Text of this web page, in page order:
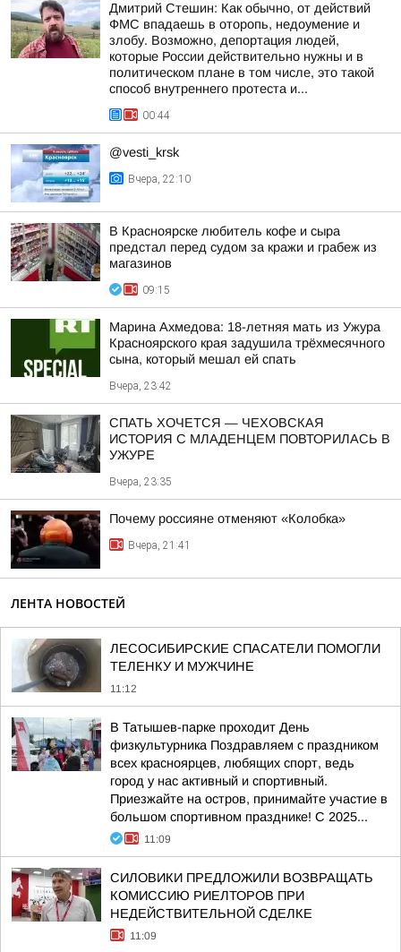
Дмитрий Стешин: Как обычно, от действий
ФМС впадаешь в оторопь, недоумение и
злобу. Возможно, депортация людей,
которые России действительно нужны и в
политическом плане в том числе, это такой
способ внутреннего протеста и...
00:44
@vesti_krsk
Вчера, 22:10
В Красноярске любитель кофе и сыра
предстал перед судом за кражи и грабеж из
магазинов
09:15
Марина Ахмедова: 18-летняя мать из Ужура
Красноярского края задушила трёхмесячного
сына, который мешал ей спать
Вчера, 23:42
СПАТЬ ХОЧЕТСЯ — ЧЕХОВСКАЯ
ИСТОРИЯ С МЛАДЕНЦЕМ ПОВТОРИЛАСЬ В
УЖУРЕ
Вчера, 23:35
Почему россияне отменяют «Колобка»
Вчера, 21:41
ЛЕНТА НОВОСТЕЙ
ЛЕСОСИБИРСКИЕ СПАСАТЕЛИ ПОМОГЛИ
ТЕЛЕНКУ И МУЖЧИНЕ
11:12
В Татышев-парке проходит День
физкультурника Поздравляем с праздником
всех красноярцев, любящих спорт, ведь
город у нас активный и спортивный.
Приезжайте на остров, принимайте участие в
большом спортивном празднике! С 2025...
11:09
СИЛОВИКИ ПРЕДЛОЖИЛИ ВОЗВРАЩАТЬ
КОМИССИЮ РИЕЛТОРОВ ПРИ
НЕДЕЙСТВИТЕЛЬНОЙ СДЕЛКЕ
11:09